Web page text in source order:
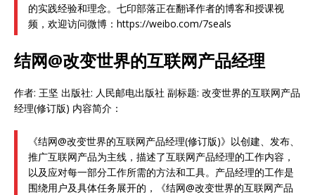
的实践经验和理念。七印部落正在翻译作者的博客和授课视
频，欢迎访问微博：https://weibo.com/7seals
结网@改变世界的互联网产品经理
作者: 王坚 出版社: 人民邮电出版社 副标题: 改变世界的互联网产品
经理(修订版) 内容简介：
《结网@改变世界的互联网产品经理(修订版)》以创建、发布、
推广互联网产品为主线，描述了互联网产品经理的工作内容，
以及应对每一部分工作所需的方法和工具。产品经理的工作是
围绕用户及具体任务展开的，《结网@改变世界的互联网产品